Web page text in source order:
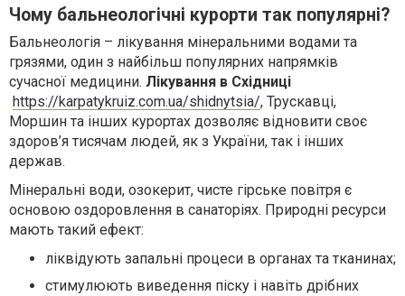
Чому бальнеологічні курорти так популярні?
Бальнеологія – лікування мінеральними водами та
грязями, один з найбільш популярних напрямків
сучасної медицини. Лікування в Східниці
https://karpatykruiz.com.ua/shidnytsia/, Трускавці,
Моршин та інших курортах дозволяє відновити своє
здоров’я тисячам людей, як з України, так і інших
держав.
Мінеральні води, озокерит, чисте гірське повітря є
основою оздоровлення в санаторіях. Природні ресурси
мають такий ефект:
ліквідують запальні процеси в органах та тканинах;
стимулюють виведення піску і навіть дрібних